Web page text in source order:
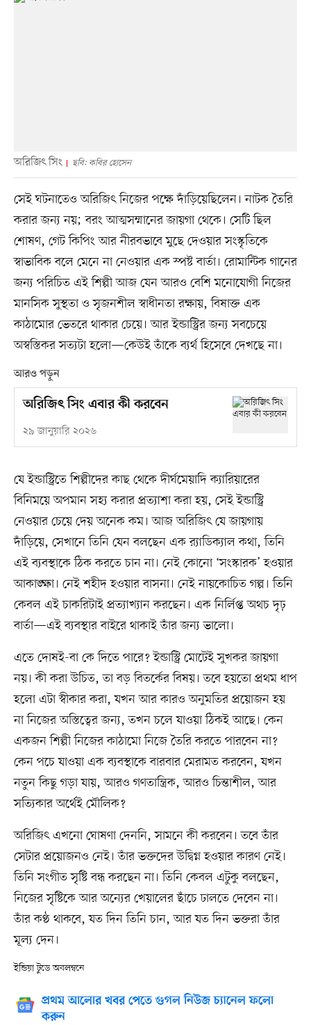
অরিজিৎ সিং ছবি: কবির হোসেন
সেই ঘটনাতেও অরিজিৎ নিজের পক্ষে দাঁড়িয়েছিলেন। নাটক তৈরি
করার জন্য নয়; বরং আত্মসম্মানের জায়গা থেকে। সেটি ছিল
শোষণ, গেট কিপিং আর নীরবভাবে মুছে দেওয়ার সংস্কৃতিকে
স্বাভাবিক বলে মেনে না নেওয়ার এক স্পষ্ট বার্তা। রোমান্টিক গানের
জন্য পরিচিত এই শিল্পী আজ যেন আরও বেশি মনোযোগী নিজের
মানসিক সুস্থতা ও সৃজনশীল স্বাধীনতা রক্ষায়, বিষাক্ত এক
কাঠামোর ভেতরে থাকার চেয়ে। আর ইন্ডাস্ট্রির জন্য সবচেয়ে
অস্বস্তিকর সত্যটা হলো—কেউই তাঁকে ব্যর্থ হিসেবে দেখছে না।
আরও পড়ুন
অরিজিৎ সিং এবার কী করবেন
২৯ জানুয়ারি ২০২৬
যে ইন্ডাস্ট্রিতে শিল্পীদের কাছ থেকে দীর্ঘমেয়াদি ক্যারিয়ারের
বিনিময়ে অপমান সহ্য করার প্রত্যাশা করা হয়, সেই ইন্ডাস্ট্রি
নেওয়ার চেয়ে দেয় অনেক কম। আজ অরিজিৎ যে জায়গায়
দাঁড়িয়ে, সেখানে তিনি যেন বলছেন এক র‌্যাডিক্যাল কথা, তিনি
এই ব্যবস্থাকে ঠিক করতে চান না। নেই কোনো ‘সংস্কারক’ হওয়ার
আকাঙ্ক্ষা। নেই শহীদ হওয়ার বাসনা। নেই নায়কোচিত গল্প। তিনি
কেবল এই চাকরিটাই প্রত্যাখ্যান করছেন। এক নির্লিপ্ত অথচ দৃঢ়
বার্তা—এই ব্যবস্থার বাইরে থাকাই তাঁর জন্য ভালো।
এতে দোষই-বা কে দিতে পারে? ইন্ডাস্ট্রি মোটেই সুখকর জায়গা
নয়। কী করা উচিত, তা বড় বিতর্কের বিষয়। তবে হয়তো প্রথম ধাপ
হলো এটা স্বীকার করা, যখন আর কারও অনুমতির প্রয়োজন হয়
না নিজের অস্তিত্বের জন্য, তখন চলে যাওয়া ঠিকই আছে। কেন
একজন শিল্পী নিজের কাঠামো নিজে তৈরি করতে পারবেন না?
কেন পচে যাওয়া এক ব্যবস্থাকে বারবার মেরামত করবেন, যখন
নতুন কিছু গড়া যায়, আরও গণতান্ত্রিক, আরও চিন্তাশীল, আর
সত্যিকার অর্থেই মৌলিক?
অরিজিৎ এখনো ঘোষণা দেননি, সামনে কী করবেন। তবে তাঁর
সেটার প্রয়োজনও নেই। তাঁর ভক্তদের উদ্বিগ্ন হওয়ার কারণ নেই।
তিনি সংগীত সৃষ্টি বন্ধ করছেন না। তিনি কেবল এটুকু বলছেন,
নিজের সৃষ্টিকে আর অন্যের খেয়ালের ছাঁচে ঢালতে দেবেন না।
তাঁর কণ্ঠ থাকবে, যত দিন তিনি চান, আর যত দিন ভক্তরা তাঁর
মূল্য দেন।
ইন্ডিয়া টুডে অবলম্বনে
প্রথম আলোর খবর পেতে গুগল নিউজ চ্যানেল ফলো
করুন